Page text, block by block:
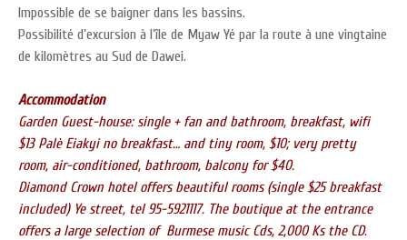
Impossible de se baigner dans les bassins.
Possibilité d’excursion à l’île de Myaw Yé par la route à une vingtaine
de kilomètres au Sud de Dawei.
Accommodation
Garden Guest-house: single + fan and bathroom, breakfast, wifi
$13 Palè Eiakyi no breakfast… and tiny room, $10; very pretty
room, air-conditioned, bathroom, balcony for $40.
Diamond Crown hotel offers beautiful rooms (single $25 breakfast
included) Ye street, tel 95-5921117. The boutique at the entrance
offers a large selection of Burmese music Cds, 2,000 Ks the CD.